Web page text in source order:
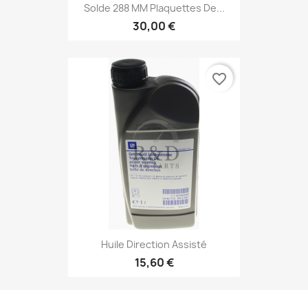
Solde 288 MM Plaquettes De...
30,00 €
Huile Direction Assisté
15,60 €
favorite_border